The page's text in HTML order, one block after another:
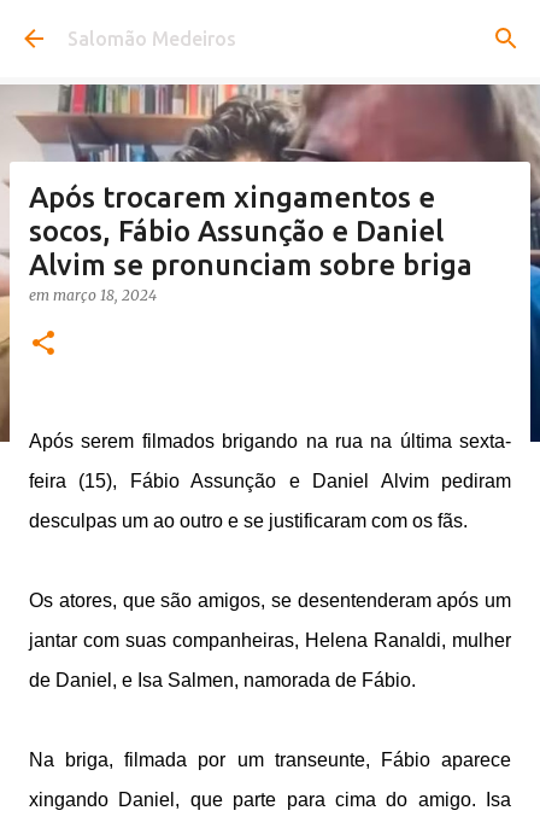
Pular para o conteúdo principal
Salomão Medeiros
Após trocarem xingamentos e
socos, Fábio Assunção e Daniel
Alvim se pronunciam sobre briga
em março 18, 2024
Após serem filmados brigando na rua na última sexta-
feira (15), Fábio Assunção e Daniel Alvim pediram
desculpas um ao outro e se justificaram com os fãs.
Os atores, que são amigos, se desentenderam após um
jantar com suas companheiras, Helena Ranaldi, mulher
de Daniel, e Isa Salmen, namorada de Fábio.
Na briga, filmada por um transeunte, Fábio aparece
xingando Daniel, que parte para cima do amigo. Isa